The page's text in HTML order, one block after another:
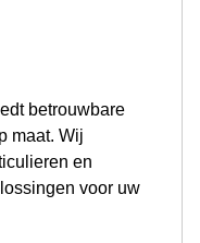
betrouwbare
maat. Wij
en
voor uw